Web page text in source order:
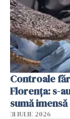
Controale
Florența: s-
sumă
31 IULIE 2026